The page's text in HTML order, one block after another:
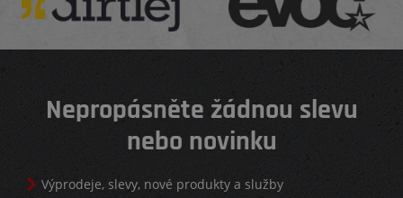
Nepropásněte žádnou slevu
nebo novinku
Výprodeje, slevy, nové produkty a služby